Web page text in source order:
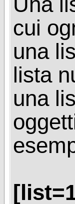
cui
una
lista
una